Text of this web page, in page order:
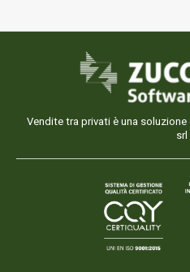
Vendite tra privati è una
srl